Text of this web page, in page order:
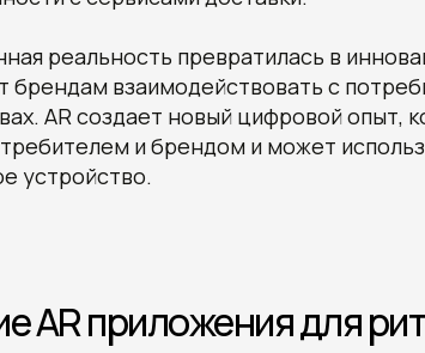
реальность превратилась в
брендам взаимодействовать с
AR создает новый цифровой опыт,
и брендом и может
устройство.
AR приложения для